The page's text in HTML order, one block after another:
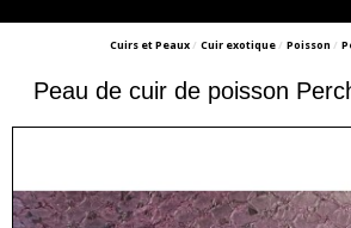
Cuirs et Peaux Cuir exotique Poisson
Peau de cuir de poisson